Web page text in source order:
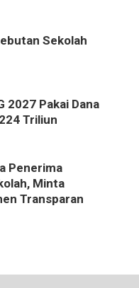
Sekolah
2027 Pakai Dana
Triliun
Penerima
Minta
Transparan